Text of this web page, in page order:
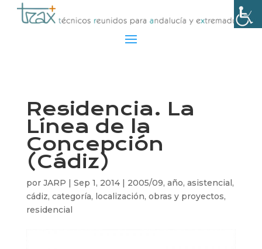
Residencia. La
Línea de la
Concepción
(Cádiz)
por JARP | Sep 1, 2014| 2005/09, año, asistencial,
cádiz, categoría, localización, obras y proyectos,
residencial